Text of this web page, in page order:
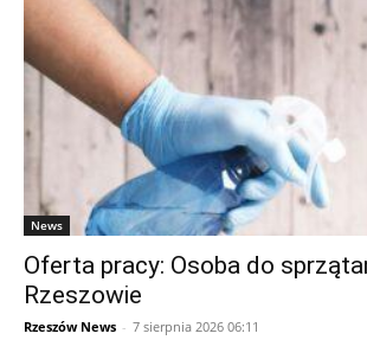
News
Oferta pracy: Osoba do
Rzeszowie
Rzeszów News - 7 sierpnia 2026 06:11